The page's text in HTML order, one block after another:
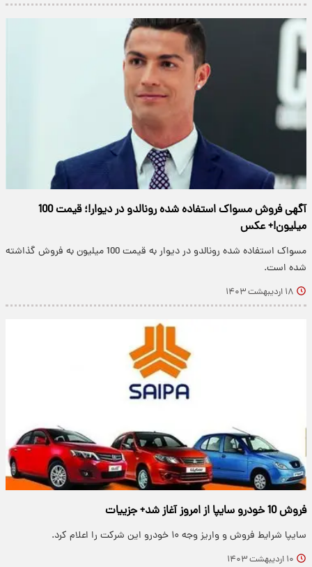
آگهی فروش مسواک استفاده شده رونالدو در دیوار!؛ قیمت 100
میلیون!+ عکس
مسواک استفاده شده رونالدو در دیوار به قیمت 100 میلیون به فروش گذاشته
شده است.
۱۸ اردیبهشت ۱۴۰۳
فروش 10 خودرو سایپا از امروز آغاز شد+ جزییات
سایپا شرایط فروش و واریز وجه ۱۰ خودرو این شرکت را اعلام کرد.
۱۰ اردیبهشت ۱۴۰۳